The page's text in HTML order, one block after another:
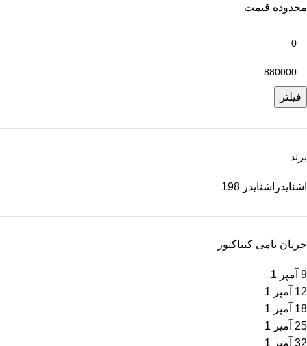
محدوده قیمت
فیلتر
برند
اشنایدر اشنایدر 198
جریان نامی کنتاکتور
9 آمپر
1
12 آمپر
1
18 آمپر
1
25 آمپر
1
32 آمپر
1